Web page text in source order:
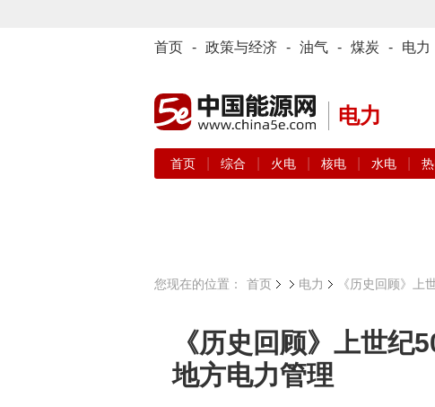
首页 - 政策与经济 - 油气 - 煤炭 - 电力
电力
首页 综合 火电 核电 水电
您现在的位置： 首页 电力 《历史回顾》上
《历史回顾》上世纪
地方电力管理